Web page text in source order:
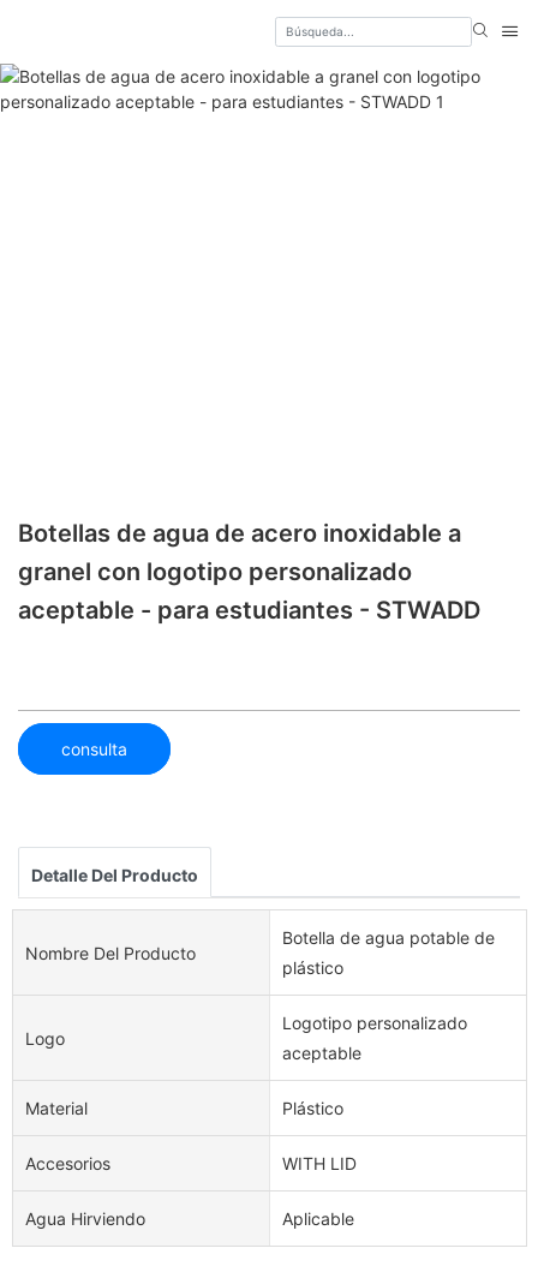
Botellas de agua de acero inoxidable a
granel con logotipo personalizado
aceptable - para estudiantes - STWADD
consulta
Detalle Del Producto
Nombre Del Producto
Botella de agua potable de
plástico
Logo
Logotipo personalizado
aceptable
Material Plástico
Accesorios WITH LID
Agua Hirviendo Aplicable